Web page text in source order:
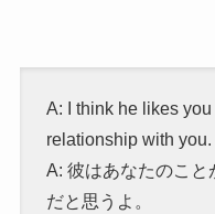
A: I think he likes
relationship with you.
A: 彼はあなたのこと
だと思うよ。